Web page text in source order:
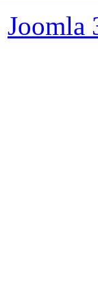
Joomla